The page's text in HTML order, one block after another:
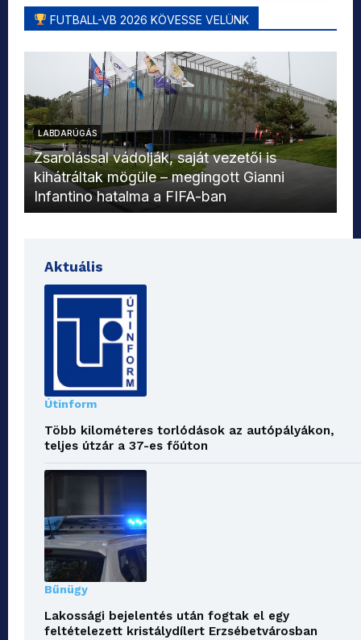
FUTBALL-VB 2026 KÖVESSE VELÜNK
LABDARÚGÁS
Zsarolással vádolják, saját vezetői is
kihátráltak mögüle – megingott Gianni
Infantino hatalma a FIFA-ban
Aktuális
Útinform
Több kilométeres torlódások az autópályákon,
teljes útzár a 37-es főúton
Bűnügy
Lakossági bejelentés után fogtak el egy
feltételezett kristálydílert Erzsébetvárosban